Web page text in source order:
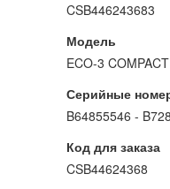
CSB446243683
Модель
ECO-3
Серийные
B64855546 -
Код для заказа
CSB44624368